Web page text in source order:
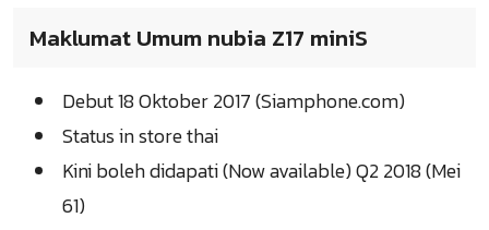
Maklumat Umum nubia Z17 miniS
Debut 18 Oktober 2017 (Siamphone.com)
Status in store thai
Kini boleh didapati (Now available) Q2 2018 (Mei
61)